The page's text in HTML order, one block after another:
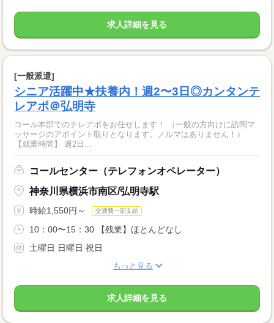
求人詳細を見る
[一般派遣]
シニア活躍中★扶養内！週2〜3日◎カンタンテ
レアポ＠弘明寺
コール本部でのテレアポをお任せします！ （一般の方向けに訪問マ
ッサージのアポイント取りとなります。ノルマはありません！）
【就業時間】 週2日...
コールセンター（テレフォンオペレーター）
神奈川県横浜市南区/弘明寺駅
時給1,550円～ 交通費一部支給
10：00〜15：30 【残業】ほとんどなし
土曜日 日曜日 祝日
もっと見る
求人詳細を見る